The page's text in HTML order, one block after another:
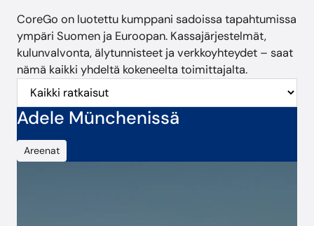
CoreGo on luotettu kumppani sadoissa tapahtumissa
ympäri Suomen ja Euroopan. Kassajärjestelmät,
kulunvalvonta, älytunnisteet ja verkkoyhteydet – saat
nämä kaikki yhdeltä kokeneelta toimittajalta.
Adele Münchenissä
Areenat